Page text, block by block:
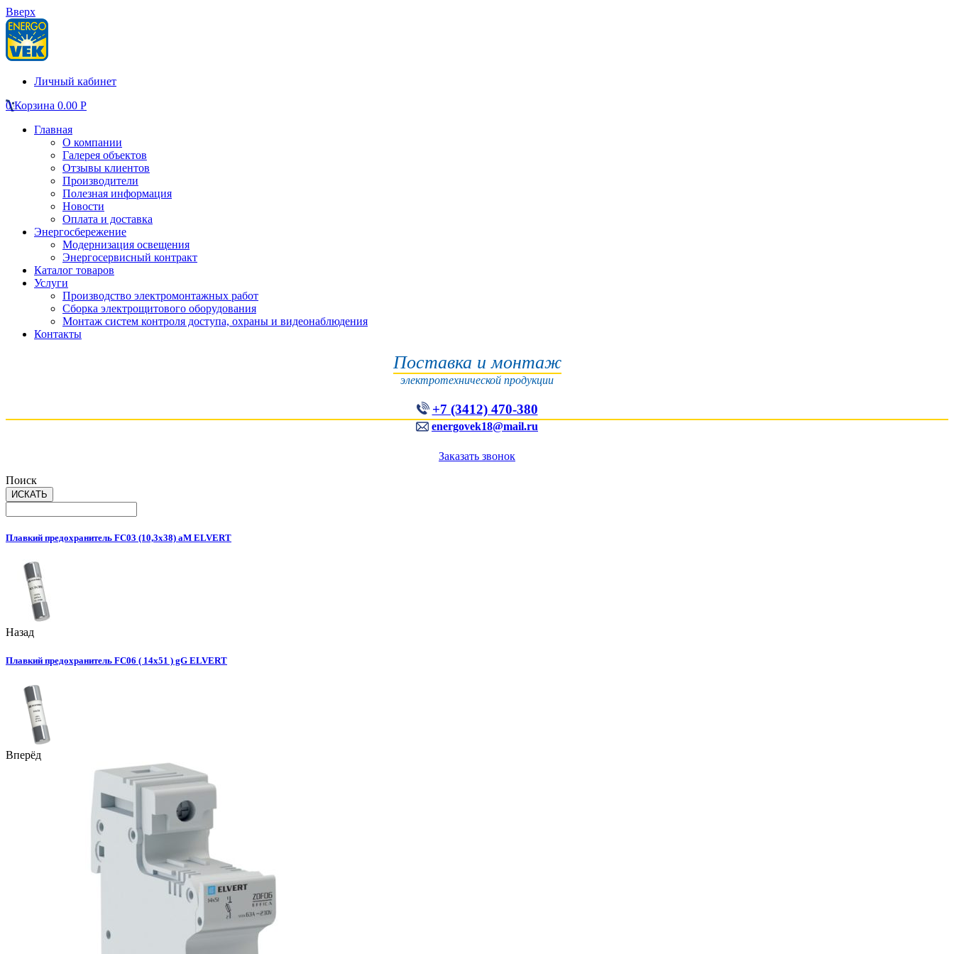
Вверх
Личный кабинет
0 Корзина 0.00 Р
Главная
О компании
Галерея объектов
Отзывы клиентов
Производители
Полезная информация
Новости
Оплата и доставка
Энергосбережение
Модернизация освещения
Энергосервисный контракт
Каталог товаров
Услуги
Производство электромонтажных работ
Сборка электрощитового оборудования
Монтаж систем контроля доступа, охраны и видеонаблюдения
Контакты
Поставка и монтаж
электротехнической продукции
+7 (3412) 470-380
energovek18@mail.ru
Заказать звонок
Поиск
Плавкий предохранитель FС03 (10,3x38) aM ELVERT
Назад
Плавкий предохранитель FС06 ( 14x51 ) gG ELVERT
Вперёд